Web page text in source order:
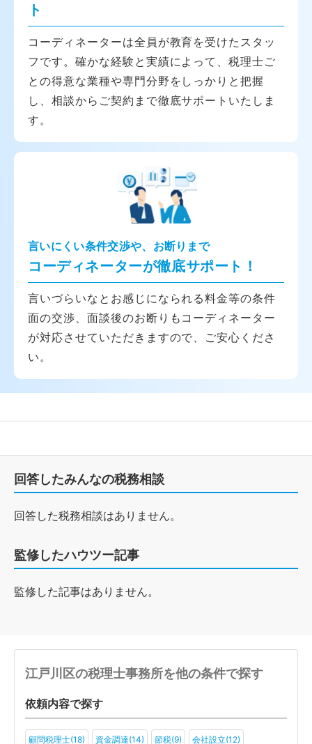
ト
コーディネーターは全員が教育を受けたスタッ
フです。確かな経験と実績によって、税理士ご
との得意な業種や専門分野をしっかりと把握
し、相談からご契約まで徹底サポートいたしま
す。
言いにくい条件交渉や、お断りまで
コーディネーターが徹底サポート！
言いづらいなとお感じになられる料金等の条件
面の交渉、面談後のお断りもコーディネーター
が対応させていただきますので、ご安心くださ
い。
回答したみんなの税務相談
回答した税務相談はありません。
監修したハウツー記事
監修した記事はありません。
江戸川区の税理士事務所を他の条件で探す
依頼内容で探す
顧問税理士(18) 資金調達(14) 節税(9) 会社設立(12)